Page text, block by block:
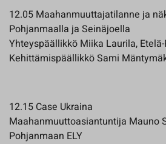
12.05 Maahanmuuttajatilanne ja
Pohjanmaalla ja Seinäjoella
Yhteyspäällikkö Miika Laurila,
Kehittämispäällikkö Sami
12.15 Case Ukraina
Maahanmuuttoasiantuntija Mauno
Pohjanmaan ELY